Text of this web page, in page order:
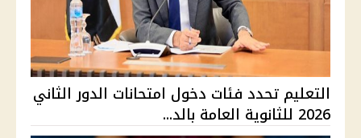
التعليم تحدد فئات دخول امتحانات الدور الثاني
2026 للثانوية العامة بالد...